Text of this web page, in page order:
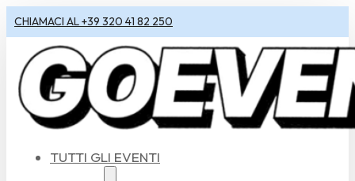
CHIAMACI AL +39 320 41 82 250
TUTTI GLI EVENTI